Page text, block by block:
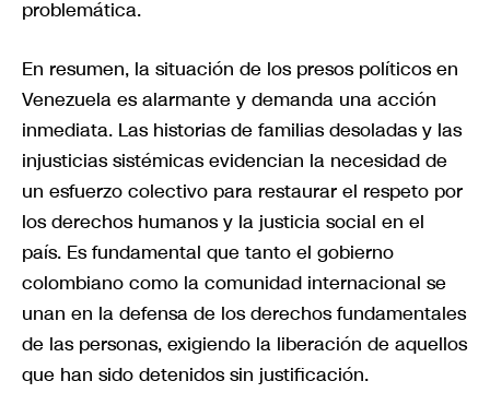
problemática.
En resumen, la situación de los presos políticos en
Venezuela es alarmante y demanda una acción
inmediata. Las historias de familias desoladas y las
injusticias sistémicas evidencian la necesidad de
un esfuerzo colectivo para restaurar el respeto por
los derechos humanos y la justicia social en el
país. Es fundamental que tanto el gobierno
colombiano como la comunidad internacional se
unan en la defensa de los derechos fundamentales
de las personas, exigiendo la liberación de aquellos
que han sido detenidos sin justificación.